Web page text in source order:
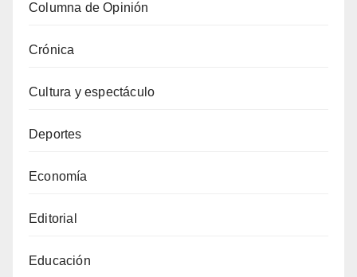
Columna de Opinión
Crónica
Cultura y espectáculo
Deportes
Economía
Editorial
Educación